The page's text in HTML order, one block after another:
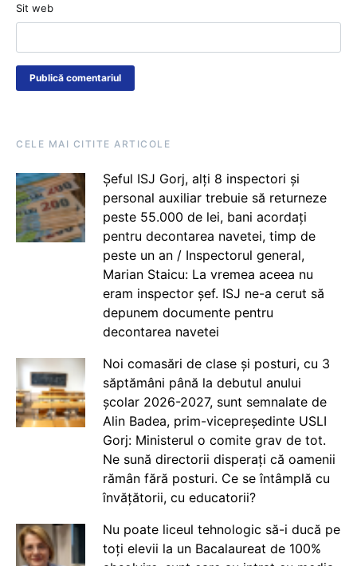
Sit web
CELE MAI CITITE ARTICOLE
Șeful ISJ Gorj, alți 8 inspectori și
personal auxiliar trebuie să returneze
peste 55.000 de lei, bani acordați
pentru decontarea navetei, timp de
peste un an / Inspectorul general,
Marian Staicu: La vremea aceea nu
eram inspector șef. ISJ ne-a cerut să
depunem documente pentru
decontarea navetei
Noi comasări de clase și posturi, cu 3
săptămâni până la debutul anului
școlar 2026-2027, sunt semnalate de
Alin Badea, prim-vicepreședinte USLI
Gorj: Ministerul o comite grav de tot.
Ne sună directorii disperați că oamenii
rămân fără posturi. Ce se întâmplă cu
învățătorii, cu educatorii?
Nu poate liceul tehnologic să-i ducă pe
toți elevii la un Bacalaureat de 100%